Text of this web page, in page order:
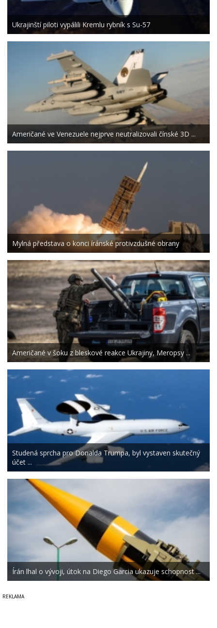
Ukrajinští piloti vypálili Kremlu rybník s Su-57
Američané ve Venezuele nejprve neutralizovali čínské 3D ...
Mylná představa o konci íránské protivzdušné obrany
Američané v šoku z bleskové reakce Ukrajiny, Meropsy ...
Studená sprcha pro Donalda Trumpa, byl vystaven skutečný
účet ...
Írán lhal o vývoji, útok na Diego Garcia ukazuje schopnost ...